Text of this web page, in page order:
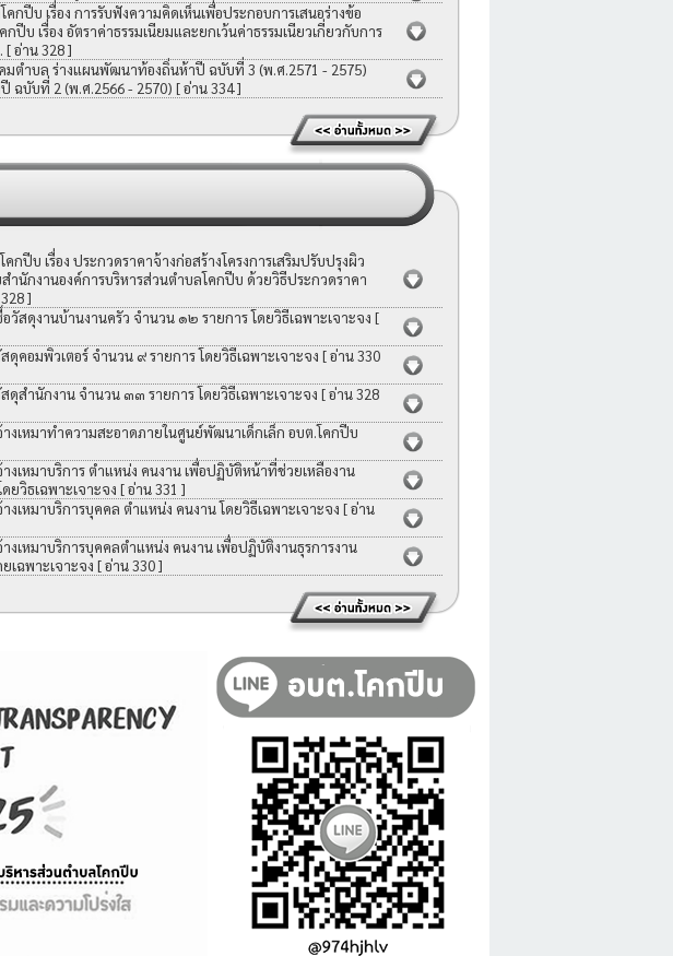
กปีบ เรื่อง การรับฟังความคิดเห็นเพื่อประกอบการเสนอร่างข้อ
บ เรื่อง อัตราค่าธรรมเนียมและยกเว้นค่าธรรมเนียวเกี่ยวกับการ
[ อ่าน 328 ]
ตำบล ร่างแผนพัฒนาท้องถิ่นห้าปี ฉบับที่ 3 (พ.ศ.2571 - 2575)
บับที่ 2 (พ.ศ.2566 - 2570) [ อ่าน 334 ]
กปีบ เรื่อง ประกวดราคาจ้างก่อสร้างโครงการเสริมปรับปรุงผิว
นักงานองค์การบริหารส่วนตำบลโคกปีบ ด้วยวิธีประกวดราคา
]
วัสดุงานบ้านงานครัว จำนวน ๑๒ รายการ โดยวิธีเฉพาะเจาะจง [
คอมพิวเตอร์ จำนวน ๙ รายการ โดยวิธีเฉพาะเจาะจง [ อ่าน 330
ดุสำนักงาน จำนวน ๓๓ รายการ โดยวิธีเฉพาะเจาะจง [ อ่าน 328
งเหมาทำความสะอาดภายในศูนย์พัฒนาเด็กเล็ก อบต.โคกปีบ
งเหมาบริการ ตำแหน่ง คนงาน เพื่อปฏิบัติหน้าที่ช่วยเหลืองาน
ยวิธเฉพาะเจาะจง [ อ่าน 331 ]
เหมาบริการบุคคล ตำแหน่ง คนงาน โดยวิธีเฉพาะเจาะจง [ อ่าน
งเหมาบริการบุคคลตำแหน่ง คนงาน เพื่อปฏิบัติงานธุรการงาน
เฉพาะเจาะจง [ อ่าน 330 ]